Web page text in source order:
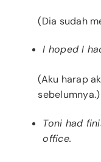
(Dia sudah
I hoped I
(Aku harap
sebelumnya.)
Toni had
office.